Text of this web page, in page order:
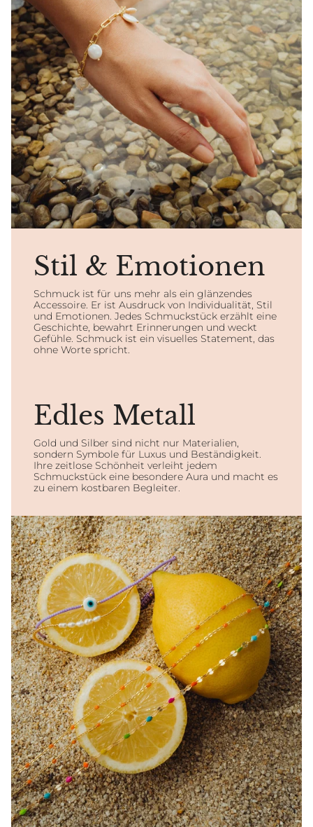
Stil & Emotionen
Schmuck ist für uns mehr als ein glänzendes
Accessoire. Er ist Ausdruck von Individualität, Stil
und Emotionen. Jedes Schmuckstück erzählt eine
Geschichte, bewahrt Erinnerungen und weckt
Gefühle. Schmuck ist ein visuelles Statement, das
ohne Worte spricht.
Edles Metall
Gold und Silber sind nicht nur Materialien,
sondern Symbole für Luxus und Beständigkeit.
Ihre zeitlose Schönheit verleiht jedem
Schmuckstück eine besondere Aura und macht es
zu einem kostbaren Begleiter.